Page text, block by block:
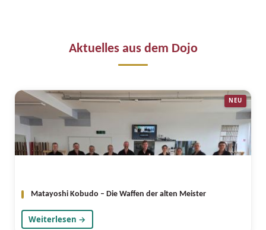
Aktuelles aus dem Dojo
Matayoshi Kobudo – Die Waffen der alten Meister
Weiterlesen →